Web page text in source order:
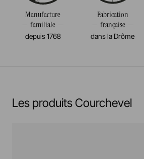
Manufacture
familiale
depuis 1768
Fabrication
française
dans la Drôme
Les produits Courchevel